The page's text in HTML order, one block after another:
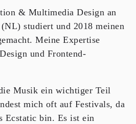
& Multimedia Design an
studiert und 2018 meinen
Meine Expertise
und Frontend-
Musik ein wichtiger Teil
mich oft auf Festivals, da
Ecstatic bin. Es ist ein